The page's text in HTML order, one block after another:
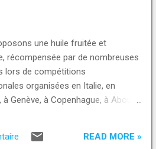
nous pour un rendez-vous. Voici
: +229 01 93-23-23-23
2290193232323 +229 01 46-
https://wa.me/2290146464620
Telegram +229 01 98-98-98-30
: https://t.me/norpinternational
2290193232323
une huile fruitée et
récompensée par de nombreuses
lors de compétitions
organisées en Italie, en
à Genève, à Copenhague, à Abou
doit rester sain : nous la cueillons
READ MORE »